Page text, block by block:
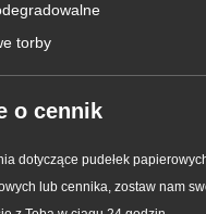
torby
o cennik
dotyczące pudełek
lub cennika, zostaw nam